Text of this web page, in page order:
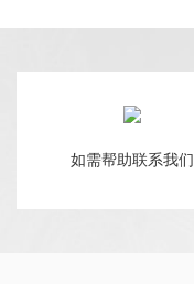
如需帮助联系我们